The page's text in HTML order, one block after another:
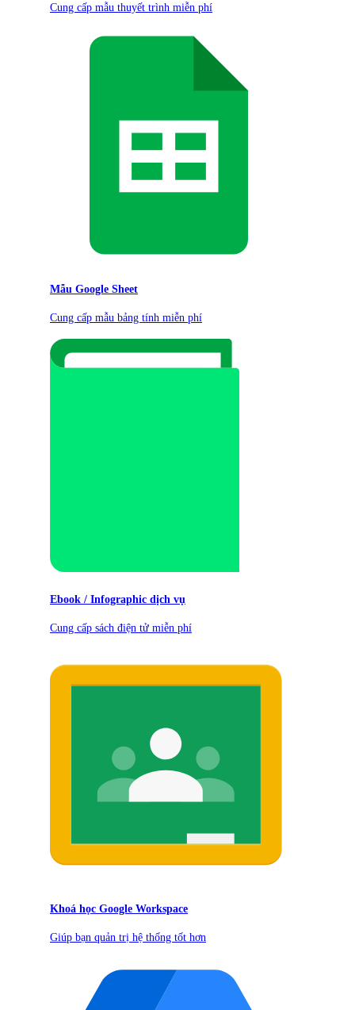
Cung cấp mẫu thuyết trình miễn phí
Mẫu Google Sheet
Cung cấp mẫu bảng tính miễn phí
Ebook / Infographic dịch vụ
Cung cấp sách điện tử miễn phí
Khoá học Google Workspace
Giúp bạn quản trị hệ thống tốt hơn